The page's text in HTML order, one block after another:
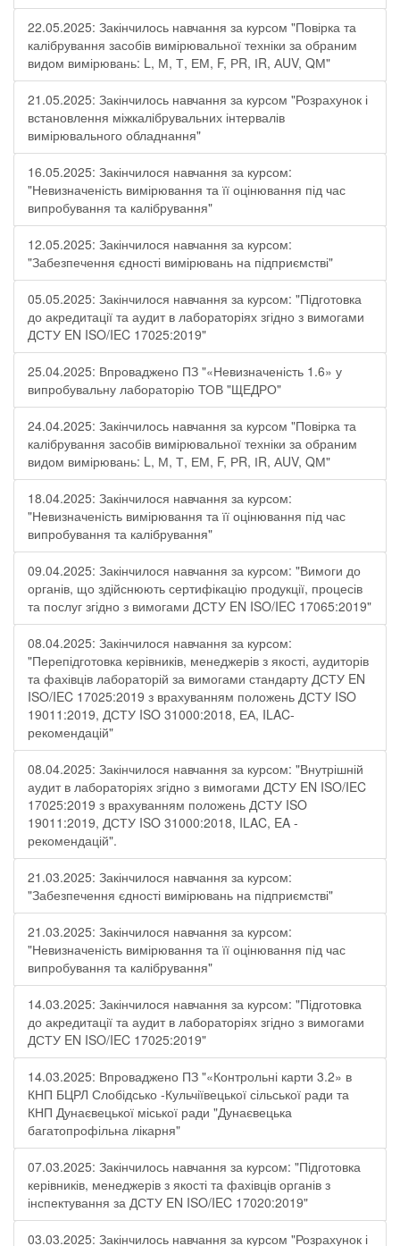
22.05.2025: Закінчилось навчання за курсом "Повірка та
калібрування засобів вимірювальної техніки за обраним
видом вимірювань: L, М, Т, ЕМ, F, РR, ІR, АUV, QМ"
21.05.2025: Закінчилось навчання за курсом "Розрахунок і
встановлення міжкалібрувальних інтервалів
вимірювального обладнання"
16.05.2025: Закінчилося навчання за курсом:
"Невизначеність вимірювання та її оцінювання під час
випробування та калібрування"
12.05.2025: Закінчилося навчання за курсом:
"Забезпечення єдності вимірювань на підприємстві"
05.05.2025: Закінчилося навчання за курсом: "Підготовка
до акредитації та аудит в лабораторіях згідно з вимогами
ДСТУ EN ISO/IEC 17025:2019"
25.04.2025: Впроваджено ПЗ "«Невизначеність 1.6» у
випробувальну лабораторію ТОВ "ЩЕДРО"
24.04.2025: Закінчилось навчання за курсом "Повірка та
калібрування засобів вимірювальної техніки за обраним
видом вимірювань: L, М, Т, ЕМ, F, РR, ІR, АUV, QМ"
18.04.2025: Закінчилося навчання за курсом:
"Невизначеність вимірювання та її оцінювання під час
випробування та калібрування"
09.04.2025: Закінчилося навчання за курсом: "Вимоги до
органів, що здійснюють сертифікацію продукції, процесів
та послуг згідно з вимогами ДСТУ EN ISO/IEC 17065:2019"
08.04.2025: Закінчилося навчання за курсом:
"Перепідготовка керівників, менеджерів з якості, аудиторів
та фахівців лабораторій за вимогами стандарту ДСТУ EN
ISO/IEC 17025:2019 з врахуванням положень ДСТУ ISO
19011:2019, ДСТУ ISO 31000:2018, ЕА, ILAC-
рекомендацій"
08.04.2025: Закінчилося навчання за курсом: "Внутрішній
аудит в лабораторіях згідно з вимогами ДСТУ EN ISO/IEC
17025:2019 з врахуванням положень ДСТУ ISO
19011:2019, ДСТУ ISO 31000:2018, ILAC, EA -
рекомендацій".
21.03.2025: Закінчилося навчання за курсом:
"Забезпечення єдності вимірювань на підприємстві"
21.03.2025: Закінчилося навчання за курсом:
"Невизначеність вимірювання та її оцінювання під час
випробування та калібрування"
14.03.2025: Закінчилося навчання за курсом: "Підготовка
до акредитації та аудит в лабораторіях згідно з вимогами
ДСТУ EN ISO/IEC 17025:2019"
14.03.2025: Впроваджено ПЗ "«Контрольні карти 3.2» в
КНП БЦРЛ Слобідсько -Кульчіївецької сільської ради та
КНП Дунаєвецької міської ради "Дунаєвецька
багатопрофільна лікарня"
07.03.2025: Закінчилось навчання за курсом: "Підготовка
керівників, менеджерів з якості та фахівців органів з
інспектування за ДСТУ EN ISO/IEC 17020:2019"
03.03.2025: Закінчилось навчання за курсом "Розрахунок і